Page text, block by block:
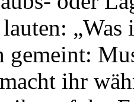
„Was
gemeint:
ihr